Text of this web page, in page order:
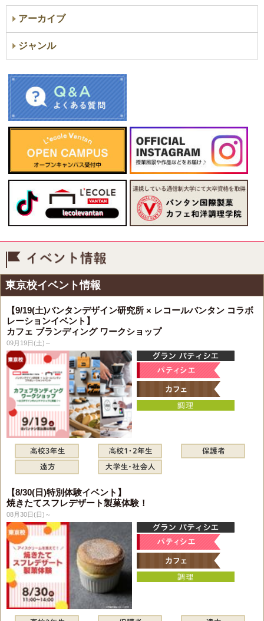
アーカイブ
ジャンル
東京校イベント情報
【9/19(土)バンタンデザイン研究所 × レコールバンタン コラボ
レーションイベント】
カフェ ブランディング ワークショップ
09月19日(土)～
【8/30(日)特別体験イベント】
焼きたてスフレデザート製菓体験！
08月30日(日)～